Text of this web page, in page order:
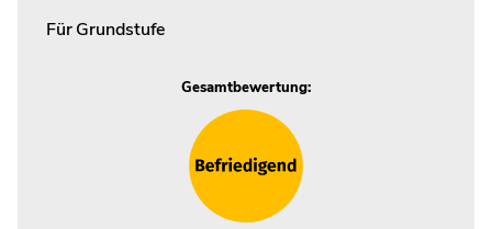
Für Grundstufe
Gesamtbewertung: